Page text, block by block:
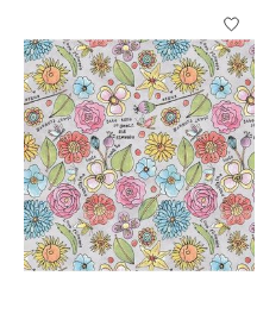
Items van productcarrousel